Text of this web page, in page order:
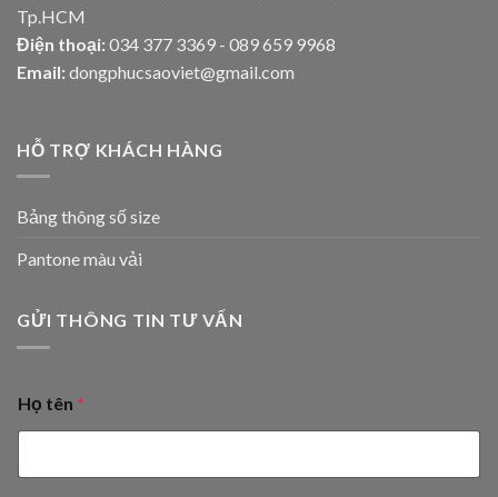
Tp.HCM
Điện thoại: 034 377 3369 - 089 659 9968
Email: dongphucsaoviet@gmail.com
HỖ TRỢ KHÁCH HÀNG
Bảng thông số size
Pantone màu vải
GỬI THÔNG TIN TƯ VẤN
Họ tên *